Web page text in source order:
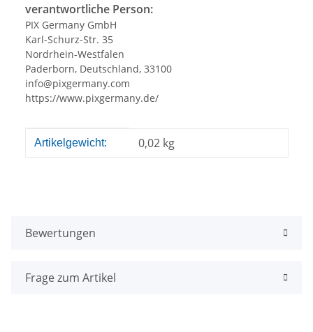
verantwortliche Person:
PIX Germany GmbH
Karl-Schurz-Str. 35
Nordrhein-Westfalen
Paderborn, Deutschland, 33100
info@pixgermany.com
https://www.pixgermany.de/
Produkteigenschaft
Wert
Artikelgewicht: 0,02 kg
Bewertungen
Frage zum Artikel